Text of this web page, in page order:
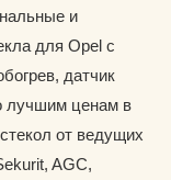
и
для Opel с
датчик
лучшим ценам в
от ведущих
AGC,